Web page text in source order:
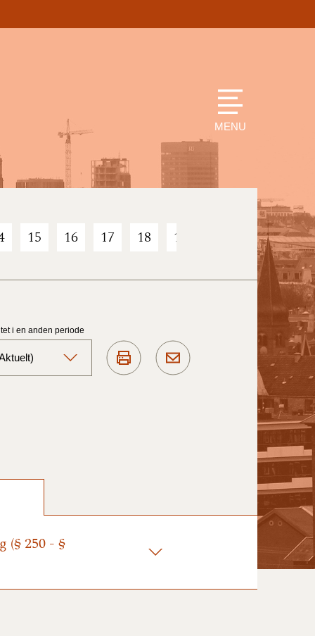
MENU
15 16 17 18 19 21 22
i en anden periode
1-30/6 2025)
7- 31/12
250 - §